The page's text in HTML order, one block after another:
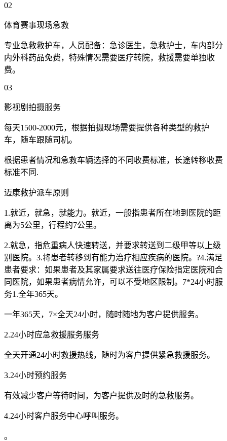
02
体育赛事现场急救
专业急救救护车，人员配备：急诊医生，急救护士，车内部分
内外科药品免费，特殊情况需要医疗转院，救援需要单独收
费。
03
影视剧拍摄服务
每天1500-2000元，根据拍摄现场需要提供各种类型的救护
车，随车跟随司机。
根据患者情况和急救车辆选择的不同收费标准，长途转移收费
标准不同.
迈康救护派车原则
1.就近，就急，就能力。就近，一般指患者所在地到医院的距
离为5公里，行程约7公里。
2.就急，指危重病人快速转送，并要求转送到二级甲等以上级
别医院。3.将患者转移到有能力治疗相应疾病的医院。?4.满足
患者要求：如果患者及其家属要求送往医疗保险指定医院和合
同医院，如果患者病情允许，可以不受地区限制。7*24小时服
务1.全年365天。
一年365天，7×全天24小时，随时随地为客户提供服务。
2.24小时应急救援服务服务
全天开通24小时救援热线，随时为客户提供紧急救援服务。
3.24小时预约服务
有效减少客户等待时间，为客户提供及时的急救服务。
4.24小时客户服务中心呼叫服务。
。